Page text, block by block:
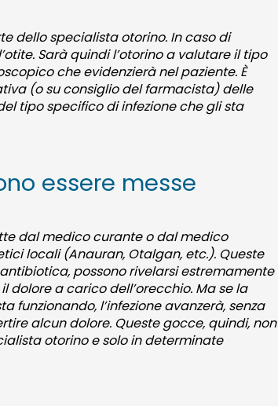
dello specialista otorino. In caso di
Sarà quindi l’otorino a valutare il tipo
che evidenzierà nel paziente. È
(o su consiglio del farmacista) delle
tipo specifico di infezione che gli sta
essere messe
dal medico curante o dal medico
locali (Anauran, Otalgan, etc.). Queste
possono rivelarsi estremamente
dolore a carico dell’orecchio. Ma se la
l’infezione avanzerà, senza
alcun dolore. Queste gocce, quindi, non
otorino e solo in determinate